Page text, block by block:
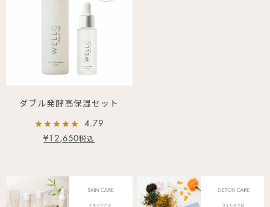
ダブル発酵高保湿セット
4.79
¥ 12,650税込